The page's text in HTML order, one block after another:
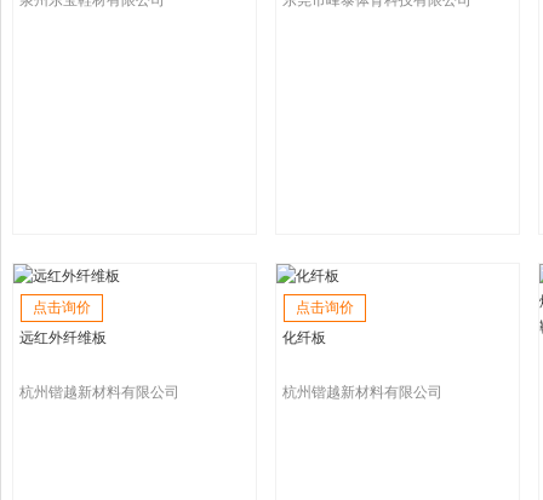
点击询价
远红外纤维板
杭州锴越新材料有限公司
点击询价
化纤板
杭州锴越新材料有限公司